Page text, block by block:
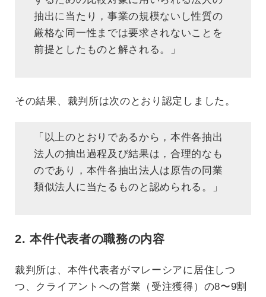
抽出に当たり，事業の規模ないし性質の
厳格な同一性までは要求されないことを
前提としたものと解される。」
その結果、裁判所は次のとおり認定しました。
「以上のとおりであるから，本件各抽出
法人の抽出過程及び結果は，合理的なも
のであり，本件各抽出法人は原告の同業
類似法人に当たるものと認められる。」
2. 本件代表者の職務の内容
裁判所は、本件代表者がマレーシアに居住しつ
つ、クライアントへの営業（受注獲得）の8〜9割